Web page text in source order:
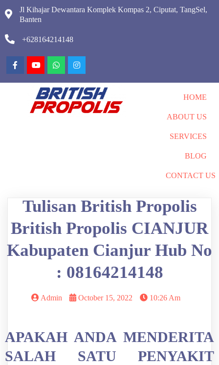
Jl Kihajar Dewantara Komplek Kompas 2, Ciputat, TangSel,
Banten
+628164214148
HOME
ABOUT US
SERVICES
BLOG
CONTACT US
Tulisan British Propolis
British Propolis CIANJUR
Kabupaten Cianjur Hub No
: 08164214148
Admin October 15, 2022 10:26 Am
APAKAH ANDA MENDERITA
SALAH SATU PENYAKIT